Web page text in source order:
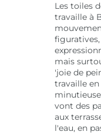
Les toiles
travaille à
mais
'joie de
travaille en
vont des
aux
l'eau, en